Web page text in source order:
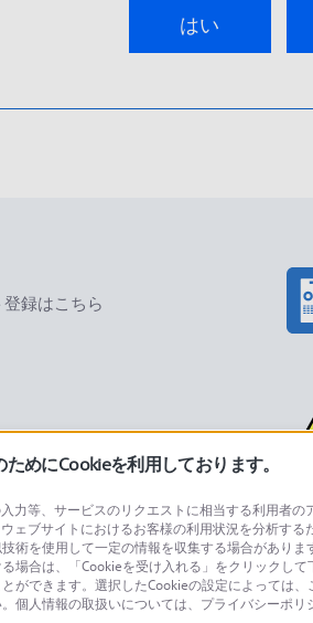
はい
録はこちら
に関するお問い合わせ
めにCookieを利用しております。
力等、サービスのリクエストに相当する利用者
ェブサイトにおけるお客様の利用状況を分析す
術を使用して一定の情報を収集する場合があり
場合は、「Cookieを受け入れる」をクリックし
ができます。選択したCookieの設定によっては
個人情報の取扱いについては、プライバシーポリ